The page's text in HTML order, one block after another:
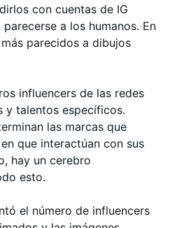
con cuentas de IG
a los humanos. En
parecidos a dibujos
influencers de las redes
y talentos específicos.
las marcas que
que interactúan con sus
hay un cerebro
esto.
el número de influencers